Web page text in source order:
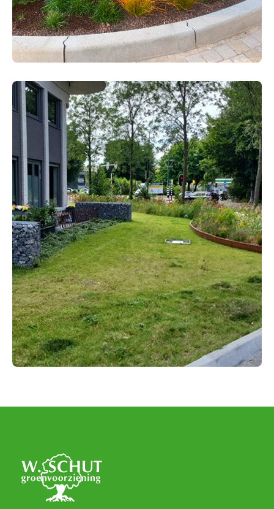
BUITENINRICHTING GROENVOORZIENING
GROENVOORZIENING